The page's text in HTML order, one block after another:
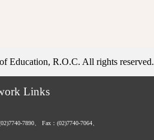
Education, R.O.C. All rights reserved.
Links
7890、
Fax：(02)7740-7064、